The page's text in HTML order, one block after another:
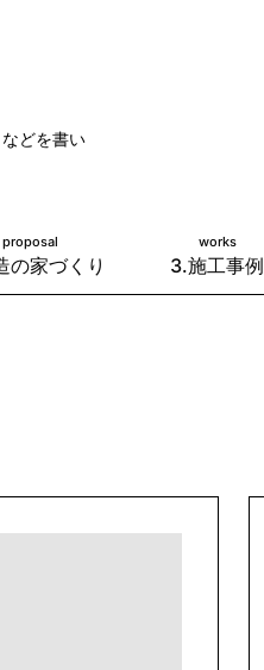
どを書い
proposal
の家づくり
works
3.施工事例